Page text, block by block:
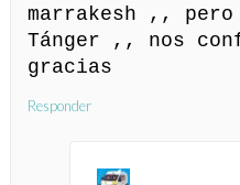
marrakesh ,,
Tánger ,, nos
gracias
Responder